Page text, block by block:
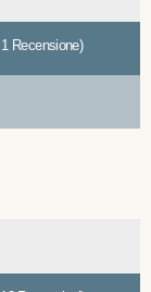
Recensione)